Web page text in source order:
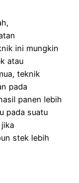
ini mungkin
atau
teknik
pada
panen lebih
pada suatu
stek lebih